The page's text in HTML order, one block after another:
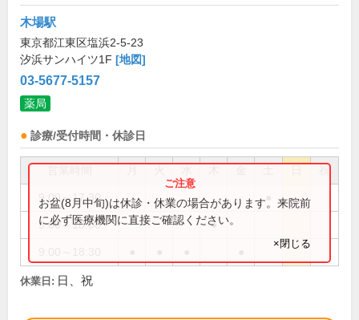
木場駅
東京都江東区塩浜2-5-23
汐浜サンハイツ1F [地図]
03-5677-5157
薬局
診療/受付時間・休診日
祝
9:00～17:30
9:00～18:00 ●
お盆(8月中旬)は休診・休業の場合があります。来院前
に必ず医療機関に直接ご確認ください。
×閉じる
休業日: 日、祝